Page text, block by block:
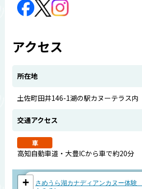
アクセス
所在地
土佐町田井146-1湖の駅カヌーテラス内
交通アクセス
車
高知自動車道・大豊ICから車で約20分
さめうら湖カナディアンカヌー体
+